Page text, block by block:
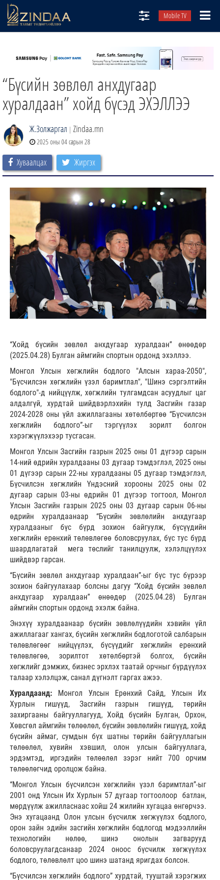
Mobile TV
ТВ8
ӨГЛӨӨНИЙ СОНИН
АУДИО ЗОХИОЛ
ЗИНДАА СЭТГҮҮЛ
“Бүсийн зөвлөл анхдугаар
хуралдаан” хойд бүсэд ЭХЭЛЛЭЭ
Ж.Золжаргал | Zindaa.mn
2025 оны 04 сарын 28
Хуваалцах Жиргэх
“Хойд бүсийн зөвлөл анхдугаар хуралдаан” өнөөдөр
(2025.04.28) Булган аймгийн спортын ордонд эхэллээ.
Монгол Улсын хөгжлийн бодлого "Алсын хараа-2050",
"Бүсчилсэн хөгжлийн үзэл баримтлал", "Шинэ сэргэлтийн
бодлого"-д нийцүүлж, хөгжлийн тулгамдсан асуудлыг цаг
алдалгүй, хурдтай шийдвэрлэхийн тулд Засгийн газар
2024-2028 оны үйл ажиллагааны хөтөлбөртөө “Бүсчилсэн
хөгжлийн бодлого”-ыг тэргүүлэх зорилт болгон
хэрэгжүүлэхээр тусгасан.
Монгол Улсын Засгийн газрын 2025 оны 01 дүгээр сарын
14-ний өдрийн хуралдааны 03 дугаар тэмдэглэл, 2025 оны
01 дүгээр сарын 22-ны хуралдааны 05 дугаар тэмдэглэл,
Бүсчилсэн хөгжлийн Үндэсний хорооны 2025 оны 02
дугаар сарын 03-ны өдрийн 01 дүгээр тогтоол, Монгол
Улсын Засгийн газрын 2025 оны 03 дугаар сарын 06-ны
өдрийн хуралдаанаар “Бүсийн зөвлөлийн анхдугаар
хуралдааныг бүс бүрд зохион байгуулж, бүсүүдийн
хөгжлийн ерөнхий төлөвлөгөө боловсруулах, бүс тус бүрд
шаардлагатай мега төслийг танилцуулж, хэлэлцүүлэх
шийдвэр гарсан.
“Бүсийн зөвлөл анхдугаар хуралдаан”-ыг бүс тус бүрээр
зохион байгуулахаар болсны дагуу “Хойд бүсийн зөвлөл
анхдугаар хуралдаан” өнөөдөр (2025.04.28) Булган
аймгийн спортын ордонд эхэлж байна.
Энэхүү хуралдаанаар бүсийн зөвлөлүүдийн хэвийн үйл
ажиллагааг хангах, бүсийн хөгжлийн бодлоготой салбарын
төлөвлөгөөг нийцүүлэх, бүсүүдийг хөгжлийн ерөнхий
төлөвлөгөө, зорилтот хөтөлбөртэй болгох, бүсийн
хөгжлийг дэмжих, бизнес эрхлэх таатай орчныг бүрдүүлэх
талаар хэлэлцэж, санал дүгнэлт гаргах ажээ.
Хуралдаанд: Монгол Улсын Ерөнхий Сайд, Улсын Их
Хурлын гишүүд, Засгийн газрын гишүүд, төрийн
захиргааны байгууллагууд, Хойд бүсийн Булган, Орхон,
Хөвсгөл аймгийн төлөөлөл, бүсийн зөвлөлийн гишүүд, хойд
бүсийн аймаг, сумдын бүх шатны төрийн байгууллагын
төлөөлөл, хувийн хэвшил, олон улсын байгууллага,
эрдэмтэд, иргэдийн төлөөлөл зэрэг нийт 700 орчим
төлөөлөгчид оролцож байна.
“Монгол Улсын бүсчилсэн хөгжлийн үзэл баримтлал”-ыг
2001 онд Улсын Их Хурлын 57 дугаар тогтоолоор батлан,
мөрдүүлж ажилласнаас хойш 24 жилийн хугацаа өнгөрчээ.
Энэ хугацаанд Олон улсын бүсчилж хөгжүүлэх бодлого,
орон зайн эдийн засгийн хөгжлийн бодлогод мэдээллийн
технологийн нөлөө, шинэ онолын загварууд
боловсруулагдсанаар 2024 оноос бүсчилж хөгжүүлэх
бодлого, төлөвлөлт цоо шинэ шатанд яригдах болсон.
“Бүсчилсэн хөгжлийн бодлого” хурдтай, тууштай хэрэгжих